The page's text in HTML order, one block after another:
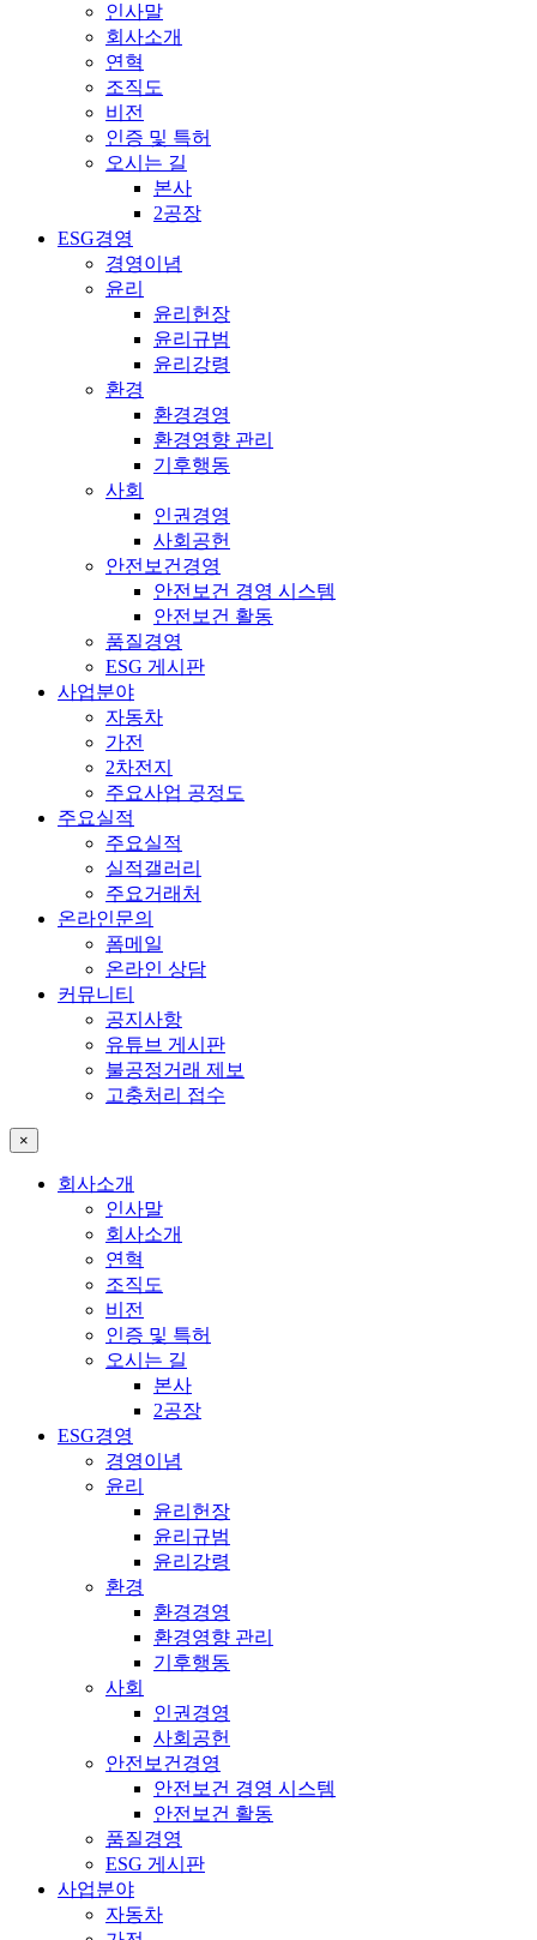
인사말
회사소개
연혁
조직도
비전
인증 및 특허
오시는 길
본사
2공장
ESG경영
경영이념
윤리
윤리헌장
윤리규범
윤리강령
환경
환경경영
환경영향 관리
기후행동
사회
인권경영
사회공헌
안전보건경영
안전보건 경영 시스템
안전보건 활동
품질경영
ESG 게시판
사업분야
자동차
가전
2차전지
주요사업 공정도
주요실적
주요실적
실적갤러리
주요거래처
온라인문의
폼메일
온라인 상담
커뮤니티
공지사항
유튜브 게시판
불공정거래 제보
고충처리 접수
×
회사소개
인사말
회사소개
연혁
조직도
비전
인증 및 특허
오시는 길
본사
2공장
ESG경영
경영이념
윤리
윤리헌장
윤리규범
윤리강령
환경
환경경영
환경영향 관리
기후행동
사회
인권경영
사회공헌
안전보건경영
안전보건 경영 시스템
안전보건 활동
품질경영
ESG 게시판
사업분야
자동차